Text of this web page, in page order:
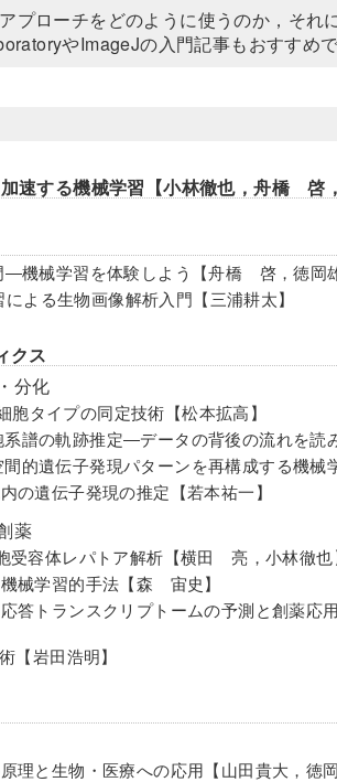
プローチをどのように使うのか，そ
やImageJの入門記事もおすすめで
速する機械学習【小林徹也，舟橋 啓
―機械学習を体験しよう【舟橋 啓，徳岡
よる生物画像解析入門【三浦耕太】
クス
分化
タイプの同定技術【松本拡高】
譜の軌跡推定―データの背後の流れを読
的遺伝子発現パターンを再構成する機械
の遺伝子発現の推定【若本祐一】
薬
受容体レパトア解析【横田 亮，小林徹也
械学習的手法【森 宙史】
答トランスクリプトームの予測と創薬応
【岩田浩明】
理と生物・医療への応用【山田貴大，